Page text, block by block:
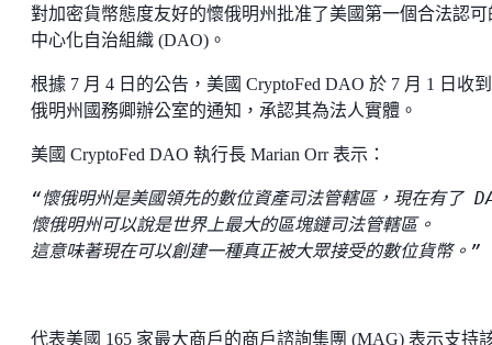
對加密貨幣態度友好的懷俄明州批准了美國第一個合法認可
中心化自治組織 (DAO)。
根據 7 月 4 日的公告，美國 CryptoFed DAO 於 7 月 1 日收
俄明州國務卿辦公室的通知，承認其為法人實體。
美國 CryptoFed DAO 執行長 Marian Orr 表示：
“懷俄明州是美國領先的數位資產司法管轄區，現在有了
懷俄明州可以說是世界上最大的區塊鏈司法管轄區。
這意味著現在可以創建一種真正被大眾接受的數位貨幣。”
代表美國 165 家最大商戶的商戶諮詢集團 (MAG) 表示支持